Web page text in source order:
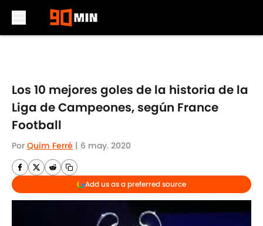
Los 10 mejores goles de la historia de la
Liga de Campeones, según France
Football
Por Quim Ferré | 6 may. 2020
Add us as a preferred source